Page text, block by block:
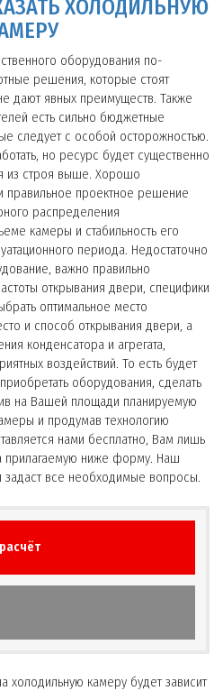
ХОЛОДИЛЬНУЮ
оборудования по-
решения, которые стоят
дают явных преимуществ. Также
есть сильно бюджетные
следует с особой осторожностью.
но ресурс будет существенно
из строя выше. Хорошо
проектное решение
распределения
камеры и стабильность его
периода. Недостаточно
важно правильно
открывания двери, специфики
оптимальное место
и способ открывания двери, а
конденсатора и агрегата,
воздействий. То есть будет
оборудования, сделать
на Вашей площади планируемую
и продумав технологию
нами бесплатно, Вам лишь
прилагаемую ниже форму. Наш
задаст все необходимые вопросы.
холодильную камеру будет зависит